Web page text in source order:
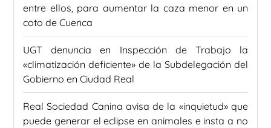
entre ellos, para aumentar la caza menor en un
coto de Cuenca
UGT denuncia en Inspección de Trabajo la
«climatización deficiente» de la Subdelegación del
Gobierno en Ciudad Real
Real Sociedad Canina avisa de la «inquietud» que
puede generar el eclipse en animales e insta a no